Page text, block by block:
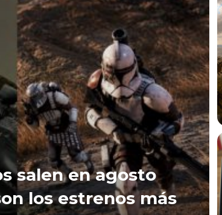
salen en agosto
los estrenos más